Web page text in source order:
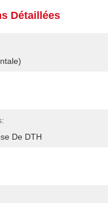
Détaillées
De DTH